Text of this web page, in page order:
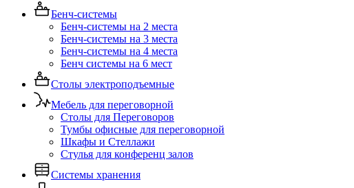
Бенч-системы
Бенч-системы на 2 места
Бенч-системы на 3 места
Бенч-системы на 4 места
Бенч системы на 6 мест
Столы электроподъемные
Мебель для переговорной
Столы для Переговоров
Тумбы офисные для переговорной
Шкафы и Стеллажи
Стулья для конференц залов
Системы хранения